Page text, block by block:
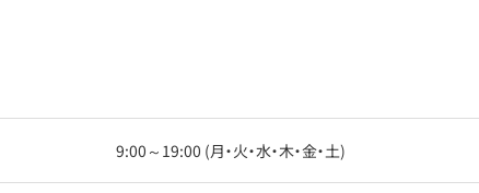
9:00～19:00 (月・火・水・木・金・土)